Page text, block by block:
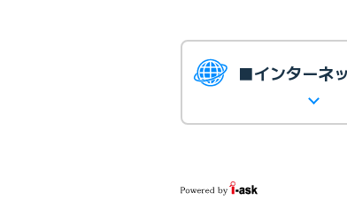
■インターネ